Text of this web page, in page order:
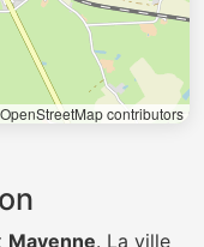
contributors
Mayenne. La ville